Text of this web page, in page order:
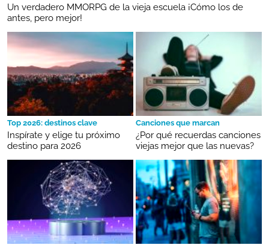
Un verdadero MMORPG de la vieja escuela ¡Cómo los de
antes, pero mejor!
Top 2026: destinos clave
Inspírate y elige tu próximo
destino para 2026
Canciones que marcan
¿Por qué recuerdas canciones
viejas mejor que las nuevas?